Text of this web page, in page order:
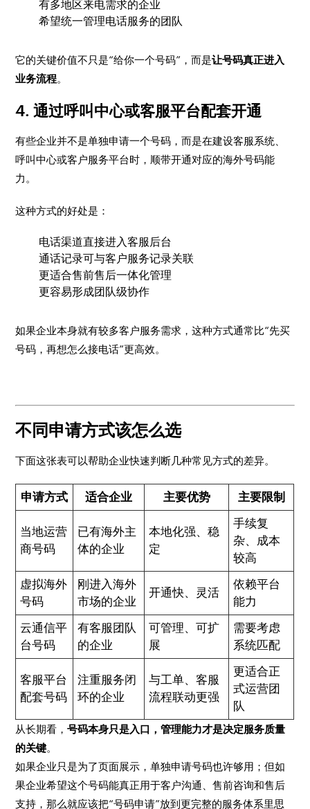
有多地区来电需求的企业
希望统一管理电话服务的团队
它的关键价值不只是“给你一个号码”，而是让号码真正进入
业务流程。
4. 通过呼叫中心或客服平台配套开通
有些企业并不是单独申请一个号码，而是在建设客服系统、
呼叫中心或客户服务平台时，顺带开通对应的海外号码能
力。
这种方式的好处是：
电话渠道直接进入客服后台
通话记录可与客户服务记录关联
更适合售前售后一体化管理
更容易形成团队级协作
如果企业本身就有较多客户服务需求，这种方式通常比“先买
号码，再想怎么接电话”更高效。
不同申请方式该怎么选
下面这张表可以帮助企业快速判断几种常见方式的差异。
申请方式 适合企业 主要优势 主要限制
当地运营
商号码
已有海外主
体的企业
本地化强、稳
定
手续复
杂、成本
较高
虚拟海外
号码
刚进入海外
市场的企业
开通快、灵活
依赖平台
能力
云通信平
台号码
有客服团队
的企业
可管理、可扩
展
需要考虑
系统匹配
客服平台
配套号码
注重服务闭
环的企业
与工单、客服
流程联动更强
更适合正
式运营团
队
从长期看，号码本身只是入口，管理能力才是决定服务质量
的关键。
如果企业只是为了页面展示，单独申请号码也许够用；但如
果企业希望这个号码能真正用于客户沟通、售前咨询和售后
支持，那么就应该把“号码申请”放到更完整的服务体系里思